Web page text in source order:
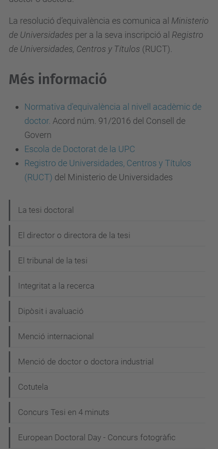
La resolució d’equivalència es comunica al Ministerio
de Universidades per a la seva inscripció al Registro
de Universidades, Centros y Títulos (RUCT).
Més informació
Normativa d'equivalència al nivell acadèmic de
doctor. Acord núm. 91/2016 del Consell de
Govern
Escola de Doctorat de la UPC
Registro de Universidades, Centros y Títulos
(RUCT) del Ministerio de Universidades
a
v
g
a
i
ó
La tesi doctoral
El director o directora de la tesi
El tribunal de la tesi
Integritat a la recerca
Dipòsit i avaluació
Menció internacional
Menció de doctor o doctora industrial
Cotutela
Concurs Tesi en 4 minuts
European Doctoral Day - Concurs fotogràfic